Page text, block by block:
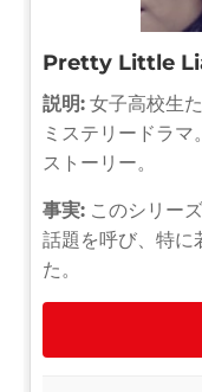
Pretty Little
説明: 女子高校生
ミステリードラ
ストーリー。
事実: このシリー
話題を呼び、特に
た。